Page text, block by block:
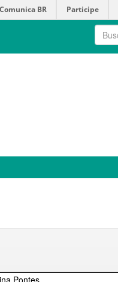
Comunica BR Participe